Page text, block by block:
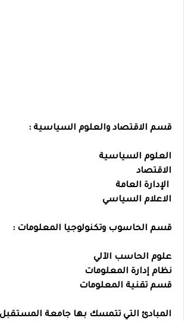
قسم الاقتصاد والعلوم السياسية :
العلوم السياسية
الاقتصاد
الإدارة العامة
الاعلام السياسي
قسم الحاسوب وتكنولوجيا المعلومات :
علوم الحاسب الآلي
نظام إدارة المعلومات
قسم تقنية المعلومات
المبادئ التي تتمسك بها جامعة